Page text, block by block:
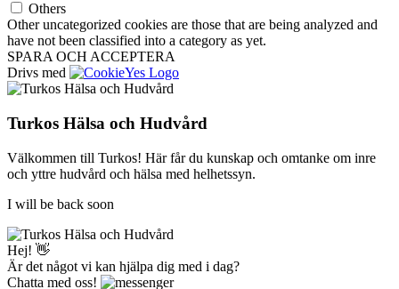
Others
Other uncategorized cookies are those that are being analyzed and
have not been classified into a category as yet.
SPARA OCH ACCEPTERA
Drivs med
Turkos Hälsa och Hudvård
Välkommen till Turkos! Här får du kunskap och omtanke om inre
och yttre hudvård och hälsa med helhetssyn.
I will be back soon
Hej! 👋
Är det något vi kan hjälpa dig med i dag?
Chatta med oss!